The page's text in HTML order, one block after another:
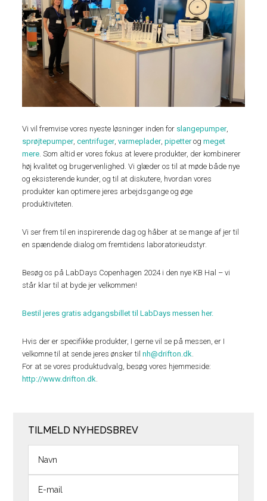
Vi vil fremvise vores nyeste løsninger inden for slangepumper,
sprøjtepumper,centrifuger,varmeplader,pipetterogmeget
mere . Som altid er vores fokus at levere produkter, der kombinerer
høj kvalitet og brugervenlighed. Vi glæder os til at møde både nye
og eksisterende kunder, og til at diskutere, hvordan vores
produkter kan optimere jeres arbejdsgange og øge
produktiviteten.
Vi ser frem til en inspirerende dag og håber at se mange af jer til
en spændende dialog om fremtidens laboratorieudstyr.
Besøg os på LabDays Copenhagen 2024 i den nye KB Hal – vi
står klar til at byde jer velkommen!
Bestil jeres gratis adgangsbillet til LabDays messen her.
Hvis der er specifikke produkter, I gerne vil se på messen, er I
velkomne til at sende jeres ønsker tilnh@drifton.dk
For at se vores produktudvalg, besøg vores hjemmeside:
http://www.drifton.dk
TILMELD NYHEDSBREV